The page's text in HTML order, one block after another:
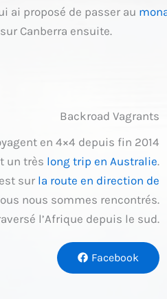
ai proposé de passer au
Canberra ensuite.
Backroad Vagrants
en 4×4 depuis fin 2014
un très long trip en Australie.
sur la route en direction de
nous sommes rencontrés.
l’Afrique depuis le sud.
Facebook